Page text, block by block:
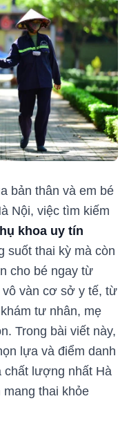
bản thân và em bé
Nội, việc tìm kiếm
khoa uy tín
suốt thai kỳ mà còn
cho bé ngay từ
vàn cơ sở y tế, từ
tư nhân, mẹ
Trong bài viết này,
lựa và điểm danh
chất lượng nhất Hà
thai khỏe